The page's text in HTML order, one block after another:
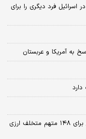
نتانیاهو/ 56 درصد در اسرائیل فرد دیگری را برای
به آمریکا و عربستان
اظهارات سخنگوی قوه قضائیه درباره تراستی‌ها/ برای ۱۴۸ متهم متخلف ارزی